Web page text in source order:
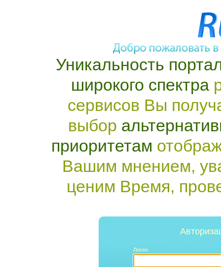
Уникальность
широкого спектра
сервисов Вы
выбор
приоритетам
Вашим мнением,
ценим Время,
Логин: